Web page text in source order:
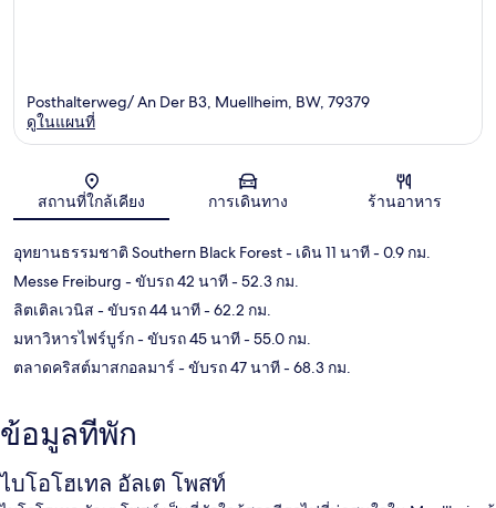
แผนที่
Posthalterweg/ An Der B3, Muellheim, BW, 79379
ดูในแผนที่
สถานที่ใกล้เคียง การเดินทาง ร้านอาหาร
อุทยานธรรมชาติ Southern Black Forest- เดิน 11 นาที- 0.9 กม.
Messe Freiburg - ขับรถ 42 นาที- 52.3 กม.
ลิตเติลเวนิส - ขับรถ 44 นาที- 62.2 กม.
มหาวิหารไฟร์บูร์ก- ขับรถ 45 นาที- 55.0 กม.
ตลาดคริสต์มาสกอลมาร์ - ขับรถ 47 นาที- 68.3 กม.
ข้อมูลที่พัก
ไบโอโฮเทล อัลเต โพสท์